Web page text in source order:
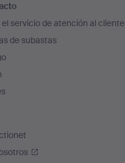
servicio de atención al cliente
de subastas